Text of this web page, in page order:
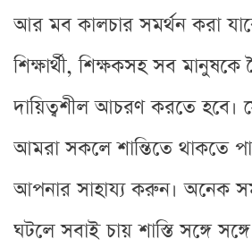
আর মব কালচার সমর্থন করা
শিক্ষার্থী, শিক্ষকসহ সব মানুষকে
দায়িত্বশীল আচরণ করতে হবে।
আমরা সকলে শান্তিতে থাকতে
আপনার সাহায্য করুন। অনেক
ঘটলে সবাই চায় শাস্তি সঙ্গে